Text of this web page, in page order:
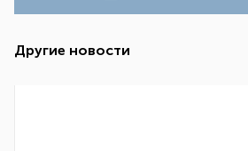
Другие новости